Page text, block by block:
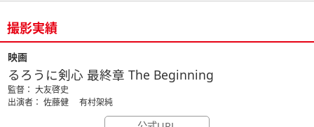
撮影実績
映画
るろうに剣心 最終章 The Beginning
監督： 大友啓史
出演者： 佐藤健 有村架純